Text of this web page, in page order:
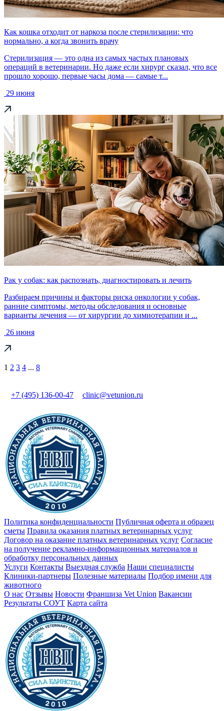
Как кошка отходит от наркоза после стерилизации: что
нормально, а когда звонить врачу
Стерилизация — это одна из самых частых плановых
операций в ветеринарии. Но даже если хирург сказал, что все
прошло хорошо, первые часы дома — самые т...
29 июня
Рак у собак: как распознать, диагностировать и лечить
Разбираем причины и факторы риска онкологии у собак,
ранние симптомы, методы обследования и основные
варианты лечения — от хирургии до химиотерапии и ...
26 июня
1 2 3 4 ... 8
+7 (495) 136-00-47 clinic@vetunion.ru
Политика конфиденциальности Публичная оферта и образец
сметы Правила оказания платных ветеринарных услуг
Договор на оказание платных ветеринарных услуг Cогласие
на получение рекламно-информационных материалов и
обработку персональных данных
Услуги Контакты Выездная служба Наши специалисты
Клиники-партнеры Полезные материалы Подбор имени для
животного
О нас Отзывы Новости Франшиза Vet Union Вакансии
Результаты СОУТ Карта сайта